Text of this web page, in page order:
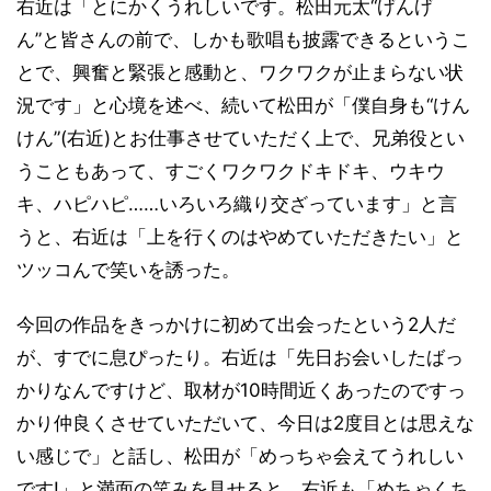
右近は「とにかくうれしいです。松田元太“げんげ
ん”と皆さんの前で、しかも歌唱も披露できるというこ
とで、興奮と緊張と感動と、ワクワクが止まらない状
況です」と心境を述べ、続いて松田が「僕自身も“けん
けん”(右近)とお仕事させていただく上で、兄弟役とい
うこともあって、すごくワクワクドキドキ、ウキウ
キ、ハピハピ……いろいろ織り交ざっています」と言
うと、右近は「上を行くのはやめていただきたい」と
ツッコんで笑いを誘った。
今回の作品をきっかけに初めて出会ったという2人だ
が、すでに息ぴったり。右近は「先日お会いしたばっ
かりなんですけど、取材が10時間近くあったのですっ
かり仲良くさせていただいて、今日は2度目とは思えな
い感じで」と話し、松田が「めっちゃ会えてうれしい